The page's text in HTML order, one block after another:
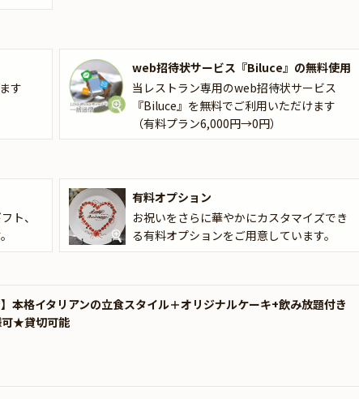
す
web招待状サービス『Biluce』の無料使用
当レストラン専用のweb招待状サービス
『Biluce』を無料でご利用いただけます
（有料プラン6,000円→0円）
ト、
有料オプション
お祝いをさらに華やかにカスタマイズでき
る有料オプションをご用意しています。
本格イタリアンの立食スタイル＋オリジナルケーキ+飲み放題付き
★貸切可能